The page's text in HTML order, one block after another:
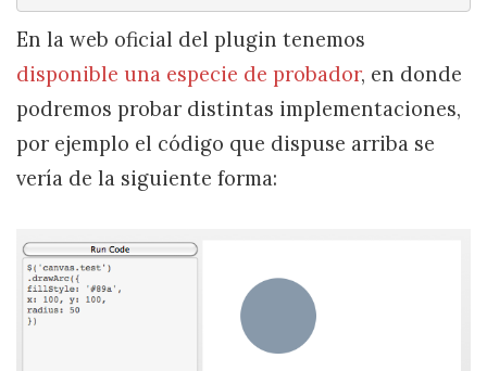
En la web oficial del plugin tenemos
disponible una especie de probador, en donde
podremos probar distintas implementaciones,
por ejemplo el código que dispuse arriba se
vería de la siguiente forma: